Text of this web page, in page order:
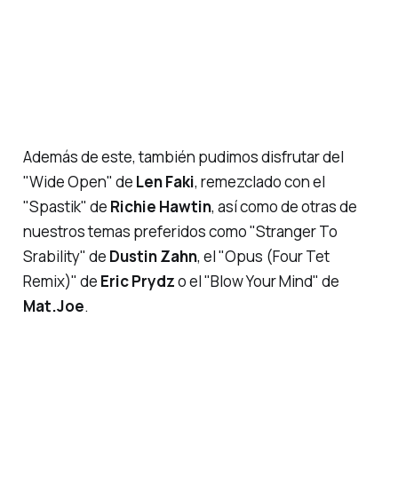
Además de este, también pudimos disfrutar del
"Wide Open" de Len Faki, remezclado con el
"Spastik" de Richie Hawtin, así como de otras de
nuestros temas preferidos como"Stranger To
Srability" de Dustin Zahn, el"Opus (Four Tet
Remix)" de Eric Prydzo el"Blow Your Mind" de
Mat.Joe.